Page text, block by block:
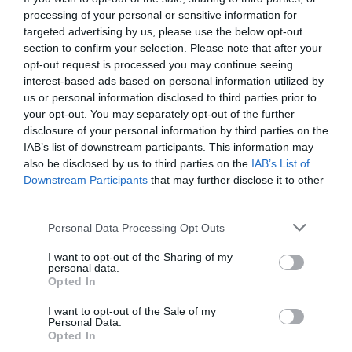
processing of your personal or sensitive information for
targeted advertising by us, please use the below opt-out
section to confirm your selection. Please note that after your
opt-out request is processed you may continue seeing
interest-based ads based on personal information utilized by
us or personal information disclosed to third parties prior to
your opt-out. You may separately opt-out of the further
disclosure of your personal information by third parties on the
IAB’s list of downstream participants. This information may
also be disclosed by us to third parties on the IAB’s List of
Downstream Participants that may further disclose it to other
Please note that this website/app uses one or more Google
not limited to your visit or usage behaviour. You may click to
grant or deny consent to Google and its third-party tags to
use your data for below specified purposes in below Google
consent section.
Personal Data Processing Opt Outs
I want to opt-out of the Sharing of my
personal data.
Opted In
I want to opt-out of the Sale of my
Personal Data.
Opted In
A mindössze 8900 lakosú Castel Gandolfo
az Albano-tó partján fekszik, és a Vatikán
már 1596 óta rendelkezik itt hivatalos nyári
rezidenciával.